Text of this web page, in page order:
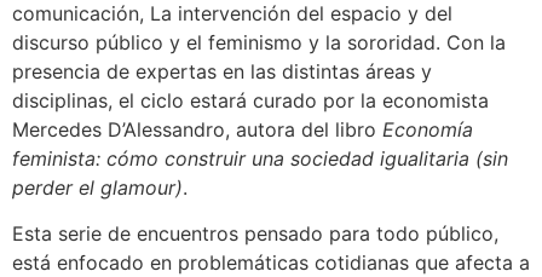
comunicación, La intervención del espacio y del
discurso público y el feminismo y la sororidad. Con la
presencia de expertas en las distintas áreas y
disciplinas, el ciclo estará curado por la economista
Mercedes D’Alessandro, autora del libro Economía
feminista: cómo construir una sociedad igualitaria (sin
perder el glamour).
Esta serie de encuentros pensado para todo público,
está enfocado en problemáticas cotidianas que afecta a